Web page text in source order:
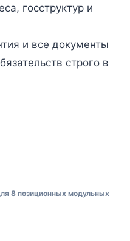
госструктур и
и все документы
строго в
8 позиционных модульных